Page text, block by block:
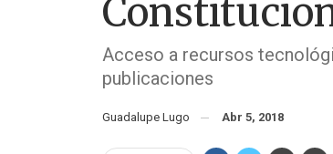
Acceso a recursos
publicaciones
Guadalupe Lugo Abr 5, 2018